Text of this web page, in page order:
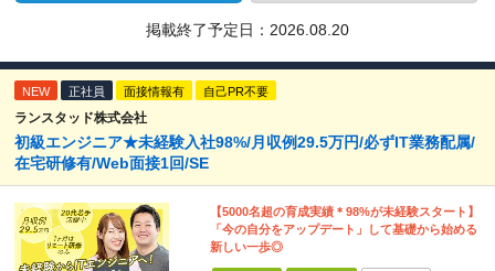
掲載終了予定日： 2026.08.20
NEW 正社員 面接情報有 自己PR不要
ランスタッド株式会社
初級エンジニア★未経験入社98%/月収例29.5万円/必ずIT業務配属/
在宅研修有/Web面接1回/SE
【5000名超の育成実績＊98%が未経験スタート】
「今の自分をアップデート」して基礎から始める
新しい一歩◎